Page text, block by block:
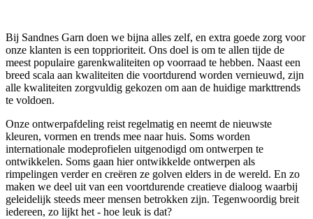
Bij Sandnes Garn doen we bijna alles zelf, en extra goede zorg voor
onze klanten is een topprioriteit. Ons doel is om te allen tijde de
meest populaire garenkwaliteiten op voorraad te hebben. Naast een
breed scala aan kwaliteiten die voortdurend worden vernieuwd, zijn
alle kwaliteiten zorgvuldig gekozen om aan de huidige markttrends
te voldoen.
Onze ontwerpafdeling reist regelmatig en neemt de nieuwste
kleuren, vormen en trends mee naar huis. Soms worden
internationale modeprofielen uitgenodigd om ontwerpen te
ontwikkelen. Soms gaan hier ontwikkelde ontwerpen als
rimpelingen verder en creëren ze golven elders in de wereld. En zo
maken we deel uit van een voortdurende creatieve dialoog waarbij
geleidelijk steeds meer mensen betrokken zijn. Tegenwoordig breit
iedereen, zo lijkt het - hoe leuk is dat?